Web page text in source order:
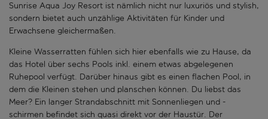
Sunrise Aqua Joy Resort ist nämlich nicht nur luxuriös und stylish,
sondern bietet auch unzählige Aktivitäten für Kinder und
Erwachsene gleichermaßen.
Kleine Wasserratten fühlen sich hier ebenfalls wie zu Hause, da
das Hotel über sechs Pools inkl. einem etwas abgelegenen
Ruhepool verfügt. Darüber hinaus gibt es einen flachen Pool, in
dem die Kleinen stehen und planschen können. Du liebst das
Meer? Ein langer Strandabschnitt mit Sonnenliegen und -
schirmen befindet sich quasi direkt vor der Haustür. Der